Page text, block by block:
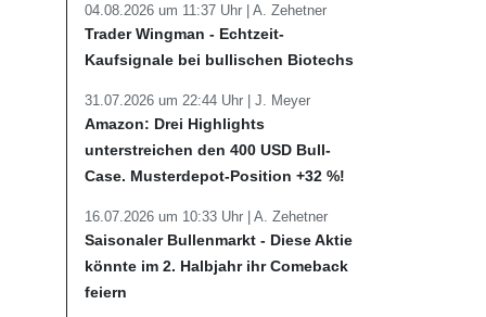
04.08.2026 um 11:37 Uhr | A. Zehetner
Trader Wingman - Echtzeit-
Kaufsignale bei bullischen Biotechs
31.07.2026 um 22:44 Uhr | J. Meyer
Amazon: Drei Highlights
unterstreichen den 400 USD Bull-
Case. Musterdepot-Position +32 %!
16.07.2026 um 10:33 Uhr | A. Zehetner
Saisonaler Bullenmarkt - Diese Aktie
könnte im 2. Halbjahr ihr Comeback
feiern